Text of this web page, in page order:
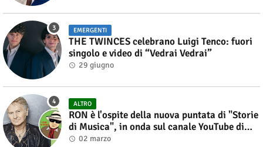
EMERGENTI
THE TWINCES celebrano Luigi Tenco: fuori
singolo e video di “Vedrai Vedrai”
29 giugno
ALTRO
RON è l'ospite della nuova puntata di "Storie
di Musica", in onda sul canale YouTube di
Alberto Salerno
02 marzo